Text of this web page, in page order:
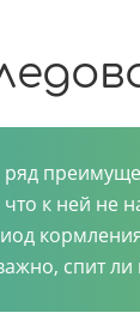
к ней не
спит ли